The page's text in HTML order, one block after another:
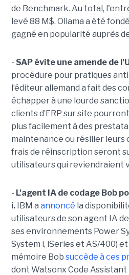
de Benchmark. Au total,
levé 88 M$. Ollama a été
gagné en popularité auprès
- SAP évite une amende de
procédure pour pratiques
l’éditeur allemand a fait des
échapper à une lourde
clients d’ERP sur site
plus facilement à des
maintenance ou résilier leurs
frais de réinscription seront
utilisateurs qui reviendraient
- L'agent IA de codage Bob
i.IBM a annoncé la
utilisateurs de son agent IA
ses environnements Power
System i, iSeries et AS/400)
mémoire Bob succède à ces
dont Watsonx Code Assistant